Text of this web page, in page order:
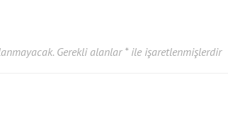
Gerekli alanlar *ile işaretlenmişlerdir